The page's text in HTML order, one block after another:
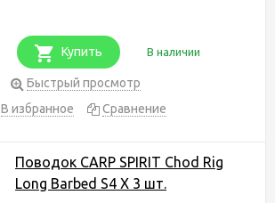
Купить В наличии
Быстрый просмотр
В избранное
Сравнение
Поводок CARP SPIRIT Chod Rig
Long Barbed S4 X 3 шт.